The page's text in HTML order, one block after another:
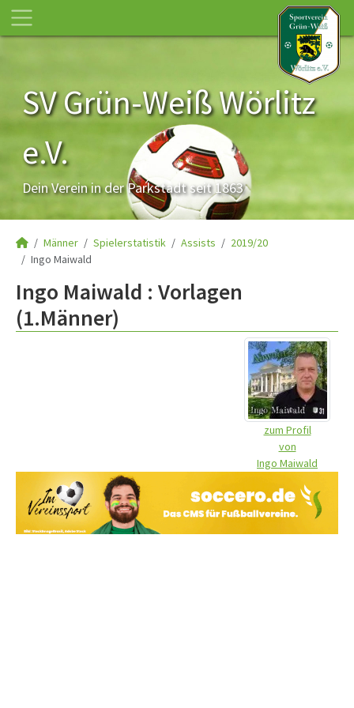
SV Grün-Weiß Wörlitz
e.V.
Dein Verein in der Parkstadt seit 1863
Männer Spielerstatistik Assists
2019/20
Ingo Maiwald
Ingo Maiwald : Vorlagen
(1.Männer)
zum Profil
von
Ingo Maiwald